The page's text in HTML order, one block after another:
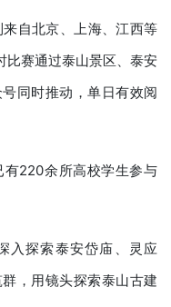
自北京、上海、江西等
比赛通过泰山景区、泰安
同时推动，单日有效阅
220余所高校学生参与
入探索泰安岱庙、灵应
，用镜头探索泰山古建